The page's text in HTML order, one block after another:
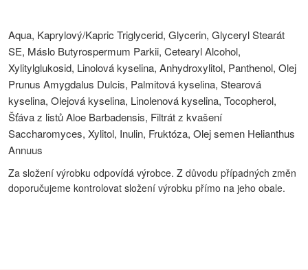
Aqua, Kaprylový/Kapric Triglycerid, Glycerin, Glyceryl Stearát
SE, Máslo Butyrospermum Parkii, Cetearyl Alcohol,
Xylitylglukosid, Linolová kyselina, Anhydroxylitol, Panthenol, Olej
Prunus Amygdalus Dulcis, Palmitová kyselina, Stearová
kyselina, Olejová kyselina, Linolenová kyselina, Tocopherol,
Šťáva z listů Aloe Barbadensis, Filtrát z kvašení
Saccharomyces, Xylitol, Inulin, Fruktóza, Olej semen Helianthus
Annuus
Za složení výrobku odpovídá výrobce. Z důvodu případných změn
doporučujeme kontrolovat složení výrobku přímo na jeho obale.